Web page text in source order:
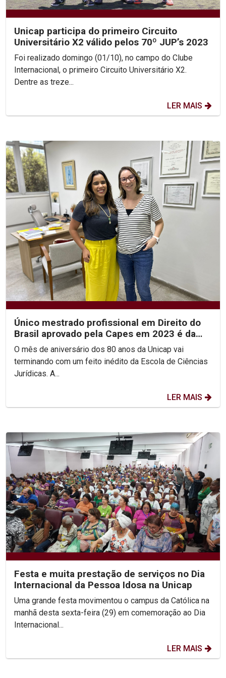
Unicap participa do primeiro Circuito
Universitário X2 válido pelos 70º JUP’s 2023
Foi realizado domingo (01/10), no campo do Clube
Internacional, o primeiro Circuito Universitário X2.
Dentre as treze...
LER MAIS
Único mestrado profissional em Direito do
Brasil aprovado pela Capes em 2023 é da
Católica
O mês de aniversário dos 80 anos da Unicap vai
terminando com um feito inédito da Escola de Ciências
Jurídicas. A...
LER MAIS
Festa e muita prestação de serviços no Dia
Internacional da Pessoa Idosa na Unicap
Uma grande festa movimentou o campus da Católica na
manhã desta sexta-feira (29) em comemoração ao Dia
Internacional...
LER MAIS